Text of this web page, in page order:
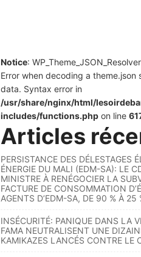
Notice:
Error when decoding a theme.json
data. Syntax error in
/usr/share/nginx/html/
includes/functions.php on line
Articles
PERSISTANCE DES DÉLESTAGES
ÉNERGIE DU MALI (EDM-SA): LE
MINISTRE À RENÉGOCIER LA
FACTURE DE CONSOMMATION
AGENTS D’EDM-SA, DE 90 % À 25
INSÉCURITÉ: PANIQUE DANS LA
FAMA NEUTRALISENT UNE
KAMIKAZES LANCÉS CONTRE LE